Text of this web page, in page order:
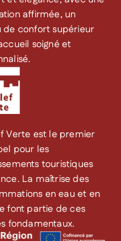
affirmée, un
de confort supérieur
soigné et
Verte est le premier
pour les
touristiques
La maîtrise des
en eau et en
font partie de ces
fondamentaux.